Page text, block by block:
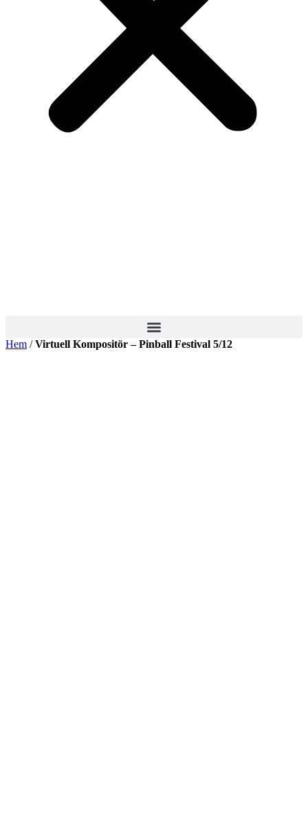
Hem /Virtuell Kompositör – Pinball Festival 5/12